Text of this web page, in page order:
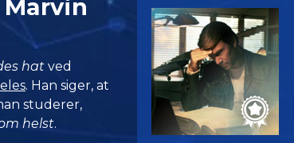
hat ved
. Han siger, at
studerer,
helst.